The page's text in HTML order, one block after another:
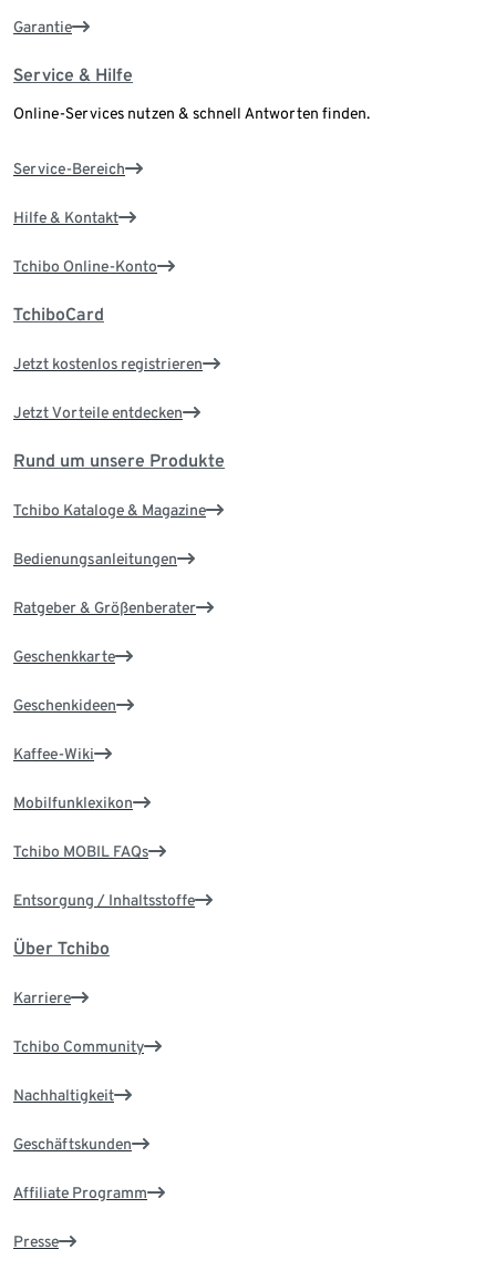
Garantie
Service & Hilfe
Online-Services nutzen & schnell Antworten finden.
Service-Bereich
Hilfe & Kontakt
Tchibo Online-Konto
TchiboCard
Jetzt kostenlos registrieren
Jetzt Vorteile entdecken
Rund um unsere Produkte
Tchibo Kataloge & Magazine
Bedienungsanleitungen
Ratgeber & Größenberater
Geschenkkarte
Geschenkideen
Kaffee-Wiki
Mobilfunklexikon
Tchibo MOBIL FAQs
Entsorgung / Inhaltsstoffe
Über Tchibo
Karriere
Tchibo Community
Nachhaltigkeit
Geschäftskunden
Affiliate Programm
Presse